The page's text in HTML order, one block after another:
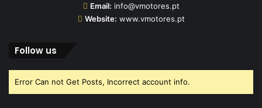
Email: info@vmotores.pt
Website: www.vmotores.pt
Follow us
Error Can not Get Posts, Incorrect account info.